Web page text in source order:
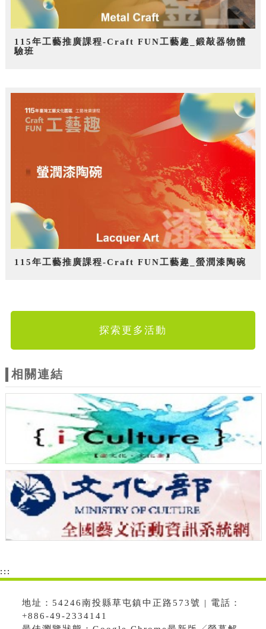
115年工藝推廣課程-Craft FUN工藝趣_鍛敲器物體
驗班
115年工藝推廣課程-Craft FUN工藝趣_螢潤漆陶碗
探索更多活動
相關連結
:::
地址：54246南投縣草屯鎮中正路573號 | 電話：
+886-49-2334141